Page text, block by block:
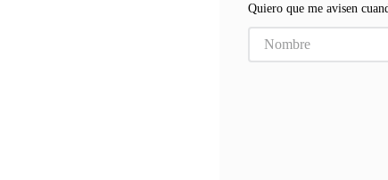
Quiero que me avisen